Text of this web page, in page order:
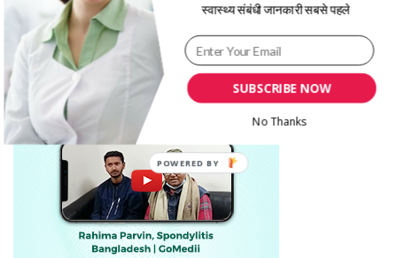
SUBSCRIBE NOW
स्वास्थ्य संबंधी जानकारी सबसे पहले
No Thanks
POWERED BY